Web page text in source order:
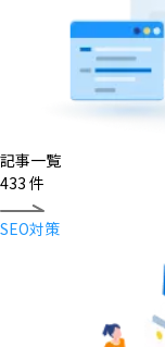
記事一覧
433 件
SEO対策